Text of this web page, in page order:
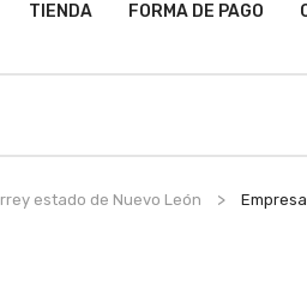
TIENDA FORMA DE PAGO
estado de Nuevo León